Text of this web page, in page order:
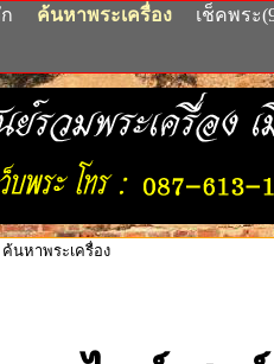
ค้นหาพระเครื่อง เช็คพระ
ค้นหาพระเครื่อง